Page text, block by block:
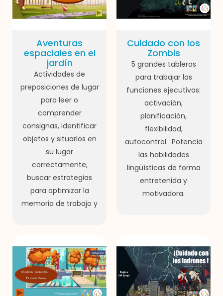
Aventuras
espaciales en el
jardín
Actividades de
preposiciones de lugar
para leer o
comprender
consignas, identificar
objetos y situarlos en
su lugar
correctamente,
buscar estrategias
para optimizar la
memoria de trabajo y
Cuidado con los
Zombis
5 grandes tableros
para trabajar las
funciones ejecutivas:
activación,
planificación,
flexibilidad,
autocontrol. Potencia
las habilidades
lingüísticas de forma
entretenida y
motivadora.